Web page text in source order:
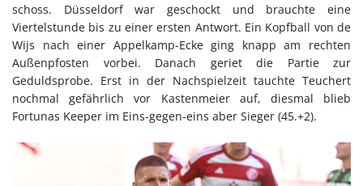
schoss. Düsseldorf war geschockt und brauchte eine
Viertelstunde bis zu einer ersten Antwort. Ein Kopfball von de
Wijs nach einer Appelkamp-Ecke ging knapp am rechten
Außenpfosten vorbei. Danach geriet die Partie zur
Geduldsprobe. Erst in der Nachspielzeit tauchte Teuchert
nochmal gefährlich vor Kastenmeier auf, diesmal blieb
Fortunas Keeper im Eins-gegen-eins aber Sieger (45.+2).